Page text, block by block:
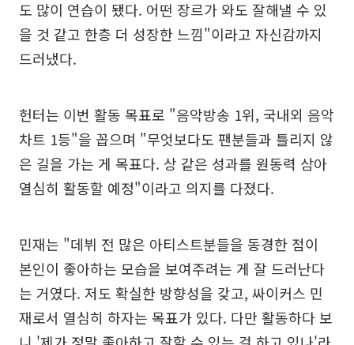
도 많이 연습이 됐다. 어떤 장르가 와도 잘해낼 수 있
을 것 같고 한층 더 성장한 느낌"이라고 자신감까지
드러냈다.
헌터는 이번 활동 목표로 "음악방송 1위, 국내외 음악
차트 1등"을 꼽으며 "무엇보다도 팬분들과 틀리지 않
은 길을 가는 게 목표다. 상 같은 성과를 원동력 삼아
열심히 활동할 예정"이라고 의지를 다졌다.
민재는 "데뷔 전 많은 아티스트분들을 동경한 점이
본인이 좋아하는 모습을 보여주려는 게 잘 드러난다
는 거였다. 저도 확실한 방향성을 갖고, 싸이커스 민
재로서 열심히 하자는 목표가 있다. 다만 활동하다 보